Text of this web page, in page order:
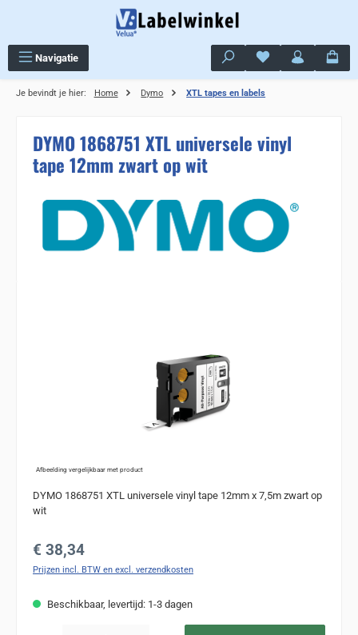
Navigatie Je hebt 0 items op
Je bevindt je hier: Home Dymo XTL tapes en labels
DYMO 1868751 XTL universele vinyl
tape 12mm zwart op wit
Afbeelding vergelijkbaar met product
DYMO 1868751 XTL universele vinyl tape 12mm x 7,5m zwart op
wit
Normale prijs:
€ 38,34
Prijzen incl. BTW en excl. verzendkosten
Beschikbaar, levertijd: 1-3 dagen